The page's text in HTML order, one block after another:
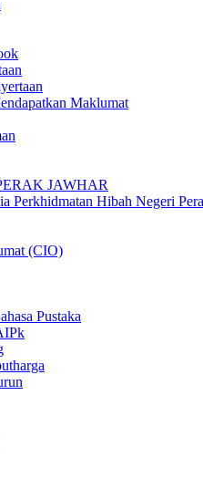
Maklumat
JAWHAR
Perkhidmatan Hibah Negeri
(CIO)
Pustaka